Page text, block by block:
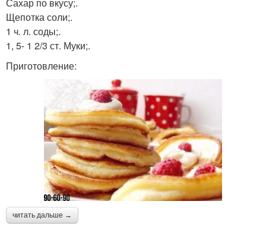
Щепотка соли;.
1 ч. л. соды;.
1, 5- 1 2/3 ст. Муки;.
Приготовление:
читать дальше →